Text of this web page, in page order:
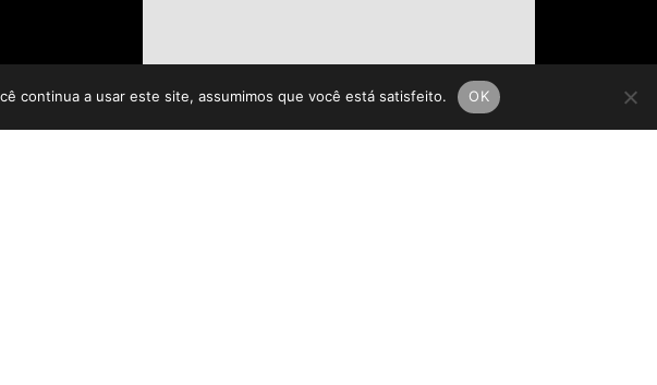
continua a usar este site, assumimos que você está satisfeito. OK